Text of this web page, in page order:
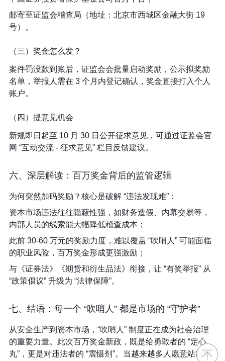
邮寄至证监会稽查局（地址：北京市西城区金融大街 19
号）。​
（三）奖金怎么发？​
案件罚没款到账后，证监会会批量启动奖励，公示拟奖励
名单，举报人需在 3 个月内登记确认，奖金直接打入个人
账户。​
（四）提意见机会​
新规即日起至 10 月 30 日公开征求意见，可通过证监会官
网 “互动交流 - 征求意见” 栏目反馈建议。​
六、深层解读：百万奖金背后的监管逻辑​
为何突然加码奖励？核心是破解 “违法发现难”：​
资本市场违法往往隐蔽性强，如财务造假、内幕交易等，
内部人员的线索能大幅降低稽查成本；​
此前 30-60 万元的奖励力度，难以覆盖 “吹哨人” 可能面临
的职业风险，百万奖金形成更强激励；​
与《证券法》《期货和衍生品法》衔接，让 “有奖举报” 从
“政策倡议” 升级为 “法律保障”。​
七、结语：每一个 “吹哨人” 都是市场的 “守护者”​
从安全生产到资本市场，“吹哨人” 制度正在成为社会治理
的重要力量。此次百万奖金新政，既是给勇敢者的 “定心
丸”，更是对违法者的 “震慑剂”。当越来越多人愿意站出来